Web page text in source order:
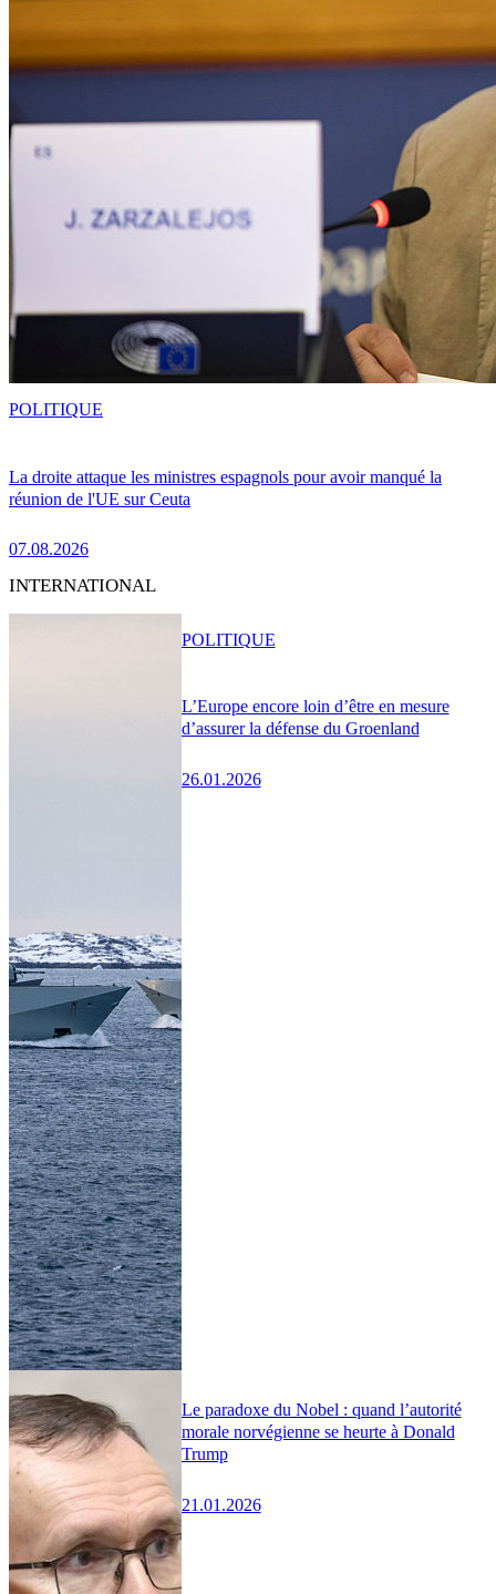
La droite attaque les ministres espagnols pour avoir manqué la
réunion de l'UE sur Ceuta
07.08.2026
POLITIQUE
INTERNATIONAL
L’Europe encore loin d’être en mesure
d’assurer la défense du Groenland
26.01.2026
POLITIQUE
Le paradoxe du Nobel : quand l’autorité
morale norvégienne se heurte à Donald
Trump
21.01.2026